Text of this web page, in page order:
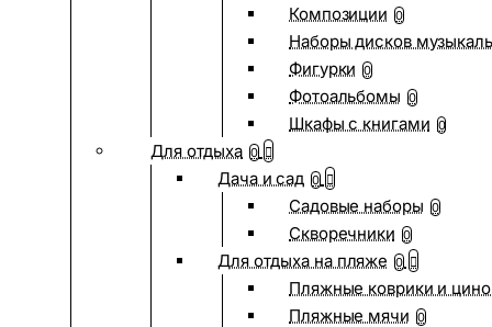
Композиции 0
Наборы дисков
Фигурки 0
Фотоальбомы 0
Шкафы с книгами 0
Для отдыха 0
Дача и сад 0
Садовые наборы 0
Скворечники 0
Для отдыха на пляже 0
Пляжные коврики и
Пляжные мячи 0